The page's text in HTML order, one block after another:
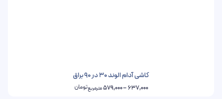
کاشی آدام الوند 30 در 90 براق
637,000
–
579,000مترمربعتومان